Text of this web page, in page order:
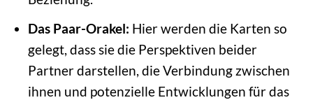
Das Paar-Orakel: Hier werden die Karten so
gelegt, dass sie die Perspektiven beider
Partner darstellen, die Verbindung zwischen
ihnen und potenzielle Entwicklungen für das